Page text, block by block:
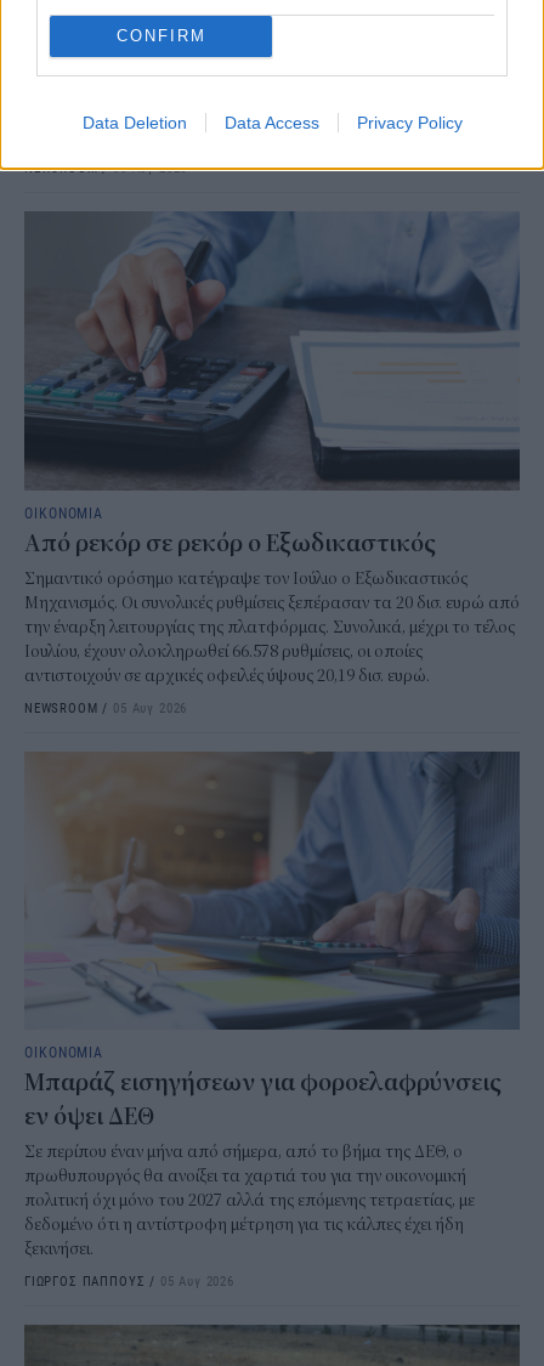
CONFIRM
Data Deletion Data Access Privacy Policy
Οι 10 προτάσεις του Εμπορικού Συλλόγου
Αθηνών για τις ΜμΕ
Μαρκόπουλο, συναντήθηκε το Διοικητικό Συμβούλιο του
Εμπορικού Συλλόγου Αθηνών, την Τρίτη 4 Αυγούστου.
NEWSROOM/05 Αυγ 2026
ΟΙΚΟΝΟΜΙΑ
Από ρεκόρ σε ρεκόρ ο Εξωδικαστικός
Σημαντικό ορόσημο κατέγραψε τον Ιούλιο ο Εξωδικαστικός
Μηχανισμός. Οι συνολικές ρυθμίσεις ξεπέρασαν τα 20 δισ. ευρώ από
την έναρξη λειτουργίας της πλατφόρμας. Συνολικά, μέχρι το τέλος
Ιουλίου, έχουν ολοκληρωθεί 66.578 ρυθμίσεις, οι οποίες
αντιστοιχούν σε αρχικές οφειλές ύψους 20,19 δισ. ευρώ.
NEWSROOM / 05 Αυγ 2026
ΟΙΚΟΝΟΜΙΑ
Μπαράζ εισηγήσεων για φοροελαφρύνσεις
εν όψει ΔΕΘ
Σε περίπου έναν μήνα από σήμερα, από το βήμα της ΔΕΘ, ο
πρωθυπουργός θα ανοίξει τα χαρτιά του για την οικονομική
πολιτική όχι μόνο του 2027 αλλά της επόμενης τετραετίας, με
δεδομένο ότι η αντίστροφη μέτρηση για τις κάλπες έχει ήδη
ξεκινήσει.
ΓΙΩΡΓΟΣ ΠΑΠΠΟΥΣ / 05 Αυγ 2026